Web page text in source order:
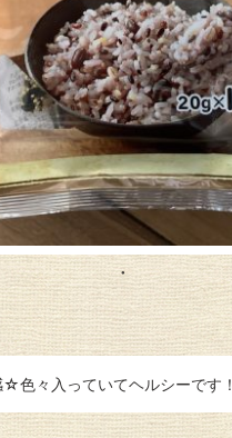
色々入っていてヘルシーです！